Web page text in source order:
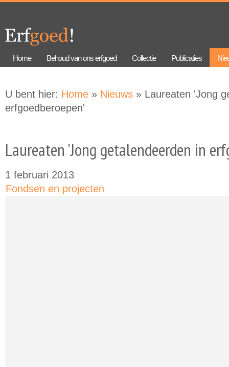
algemene
gaanHome Behoud van ons erfgoed Collectie Publicaties
U bent hier: Home » Nieuws » Laureaten 'Jong
erfgoedberoepen'
Laureaten 'Jong getalendeerden in
1 februari 2013
Fondsen en projecten